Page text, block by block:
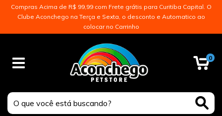
Compras Acima de R$ 99,99 com Frete grátis para Curitiba Capital. O
Clube Aconchego na Terça e Sexta, o desconto e Automatico ao
colocar no Carrinho
0